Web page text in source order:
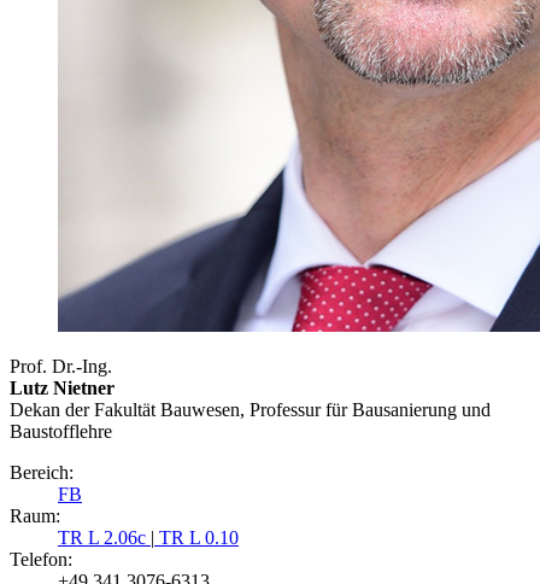
Prof. Dr.-Ing.
Lutz Nietner
Dekan der Fakultät Bauwesen, Professur für Bausanierung und
Baustofflehre
Bereich:
FB
Raum:
TR L 2.06c | TR L 0.10
Telefon: